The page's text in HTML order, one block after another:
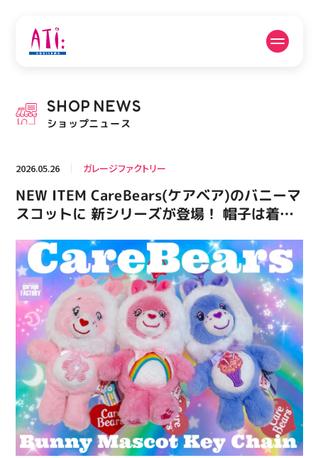
PICK UP NEWS
ピックアップニュース
フロアガイド 営業時間
ACCESS
アクセス・駐車場
RECRUIT
スタッフ募集
関連情報
お知らせ
お問い合わせ
プライバシーポリシー
サイトポリシー
運営会社
SHOP NEWS
ショップニュース
2026.05.26 ガレージファクトリー
NEW ITEM CareBears(ケアベア)のバニーマ
スコットに 新シリーズが登場！ 帽子は着脱
ィ郡山 #福島県 #郡山駅前 #郡山市